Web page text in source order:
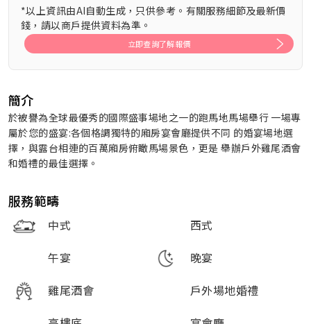
*以上資訊由AI自動生成，只供參考。有關服務細節及最新價
錢，請以商戶提供資料為準。
立即查詢了解報價
簡介
於被譽為全球最優秀的國際盛事場地之一的跑馬地馬場舉行 一場專
屬於您的盛宴:各個格調獨特的廂房宴會廳提供不同 的婚宴場地選
擇，與露台相連的百萬廂房俯瞰馬場景色，更是 舉辦戶外雞尾酒會
和婚禮的最佳選擇。
服務範疇
中式
西式
午宴
晚宴
雞尾酒會
戶外場地婚禮